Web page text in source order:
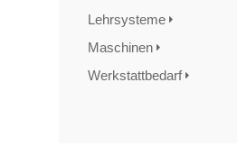
Lehrsysteme
Maschinen
Werkstattbedarf